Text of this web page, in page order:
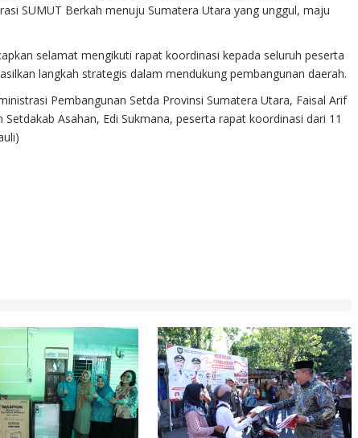
SUMUT Berkah menuju Sumatera Utara yang unggul, maju
selamat mengikuti rapat koordinasi kepada seluruh peserta
langkah strategis dalam mendukung pembangunan daerah.
Pembangunan Setda Provinsi Sumatera Utara, Faisal Arif
Asahan, Edi Sukmana, peserta rapat koordinasi dari 11